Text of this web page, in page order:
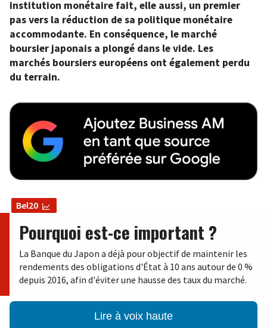
institution monétaire fait, elle aussi, un premier
pas vers la réduction de sa politique monétaire
accommodante. En conséquence, le marché
boursier japonais a plongé dans le vide. Les
marchés boursiers européens ont également perdu
du terrain.
Bel20
Pourquoi est-ce important ?
La Banque du Japon a déjà pour objectif de maintenir les
rendements des obligations d'État à 10 ans autour de 0 %
depuis 2016, afin d'éviter une hausse des taux du marché.
Lire à voix haute